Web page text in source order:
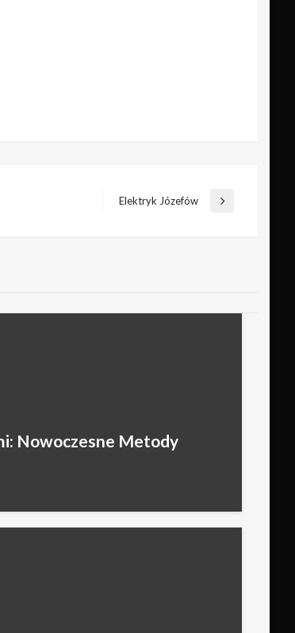
Następny
Elektryk Józefów
Nowoczesne Metody